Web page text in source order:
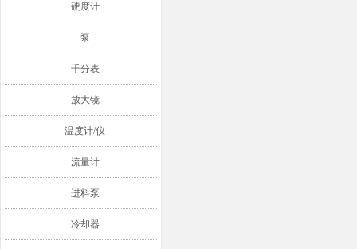
硬度计
泵
千分表
放大镜
温度计/仪
流量计
进料泵
冷却器